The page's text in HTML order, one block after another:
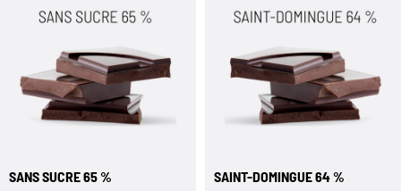
SANS SUCRE 65 % SAINT-DOMINGUE 64 %